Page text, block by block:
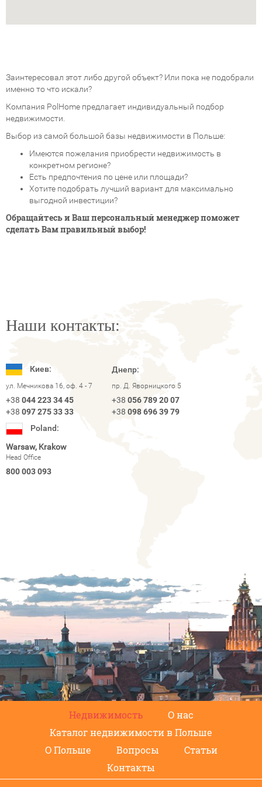
Заинтересовал этот либо другой объект? Или пока не подобрали
именно то что искали?
Компания PolHome предлагает индивидуальный подбор
недвижимости.
Выбор из самой большой базы недвижимости в Польше:
Имеются пожелания приобрести недвижимость в
конкретном регионе?
Есть предпочтения по цене или площади?
Хотите подобрать лучший вариант для максимально
выгодной инвестиции?
Обращайтесь и Ваш персональный менеджер поможет
сделать Вам правильный выбор!
Наши контакты:
Киев:
ул. Мечникова 16, оф. 4 - 7
+38 044 223 34 45
+38 097 275 33 33
Днепр:
пр. Д. Яворницкого 5
+38 056 789 20 07
+38 098 696 39 79
Poland:
Warsaw, Krakow
Head Office
800 003 093
Недвижимость
О нас
Каталог недвижимости в Польше
О Польше
Вопросы
Статьи
Контакты